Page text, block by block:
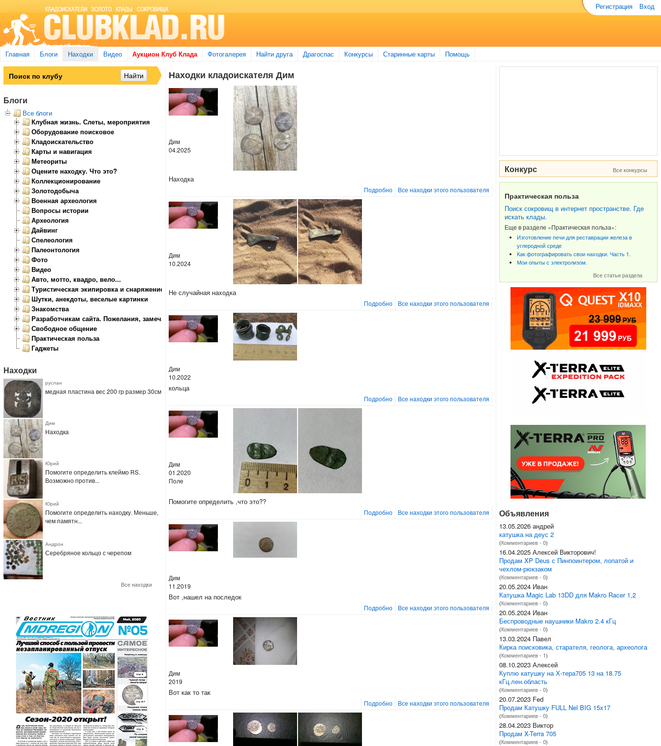
Регистрация Вход
Главная Блоги Находки Видео Аукцион Клуб Клада Фотогалерея Найти друга Драгоспас Конкурсы Старинные карты Помощь
Находки кладоискателя Дим
Дим
04.2025
Находка
Подробно Все находки этого пользователя
Дим
10.2024
Не случайная находка
Подробно Все находки этого пользователя
Дим
10.2022
кольца
Подробно Все находки этого пользователя
Дим
01.2020
Поле
Помогите определить ,что это??
Подробно Все находки этого пользователя
Дим
11.2019
Вот ,нашел на последок
Подробно Все находки этого пользователя
Дим
2019
Вот как то так
Подробно Все находки этого пользователя
Блоги
Все блоги
Клубная жизнь. Слеты, мероприятия
Оборудование поисковое
Кладоискательство
Карты и навигация
Метеориты
Оцените находку. Что это?
Коллекционирование
Золотодобыча
Военная археология
Вопросы истории
Археология
Дайвинг
Спелеология
Палеонтология
Фото
Видео
Авто, мотто, квадро, вело...
Туристическая экипировка и снаряжение
Шутки, анекдоты, веселые картинки
Знакомства
Разработчикам сайта. Пожелания, замечания.
Свободное общение
Практическая польза
Гаджеты
Находки
руслан
медная пластина вес 200 гр размер 30см
Дим
Находка
Юрий
Помогите определить клеймо RS.
Возможно против...
Юрий
Помогите определить находку. Меньше,
чем памятн...
Андрон
Серебряное кольцо с черепом
Все находки
Конкурс Все конкурсы
Практическая польза
Поиск сокровищ в интернет пространстве. Где
искать клады.
Еще в разделе «Практическая польза»:
Изготовление печи для реставрации железа в
углеродной среде
Как фотографировать свои находки. Часть 1.
Мои опыты с электролизом.
Все статьи раздела
Объявления
13.05.2026 андрей
катушка на деус 2
(Комментариев - 0)
16.04.2025 Алексей Викторович!
Продам XP Deus с Пинпоинтером, лопатой и
чехлом-рюкзаком
(Комментариев - 0)
20.05.2024 Иван
Катушка Magic Lab 13DD для Makro Racer 1,2
(Комментариев - 0)
20.05.2024 Иван
Беспроводные наушники Makro 2.4 кГц
(Комментариев - 0)
13.03.2024 Павел
Кирка поисковика, старателя, геолога, археолога
(Комментариев - 1)
08.10.2023 Алексей
Куплю катушку на Х-тера705 13 на 18.75
кГц.лен.область
(Комментариев - 0)
20.07.2023 Fed
Продам Катушку FULL Nel BIG 15x17
(Комментариев - 0)
28.04.2023 Виктор
Продам X-Terra 705
(Комментариев - 0)